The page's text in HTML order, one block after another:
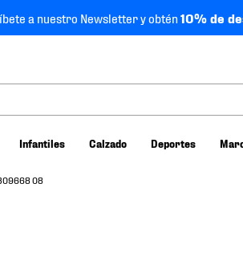
a nuestro Newsletter y obtén10% de
Infantiles Calzado Deportes
08